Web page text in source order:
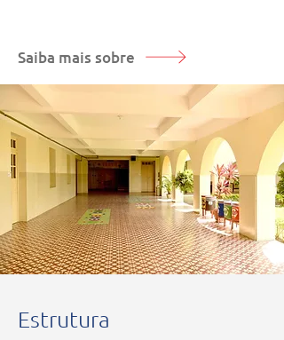
Saiba mais sobre
Estrutura